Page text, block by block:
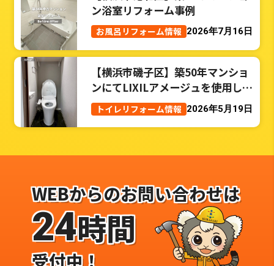
ン浴室リフォーム事例
お風呂リフォーム情報 2026年7月16日
【横浜市磯子区】築50年マンショ
ンにてLIXILアメージュを使用した
トイレリフォーム事例
トイレリフォーム情報 2026年5月19日
WEBからのお問い合わせは
24時間
受付中！